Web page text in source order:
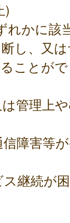
)
かに該
し、又
ことが
管理上
障害等
継続が